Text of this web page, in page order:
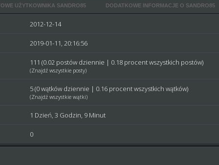
UŻYTKOWNIKA SANDRO85 DODATKOWE INFORMACJE O SANDRO85
2012-12-14
2019-01-11, 20:16:56
111 (0.02 postów dziennie | 0.18 procent wszystkich postów)
(Znajdź wszystkie posty)
5 (0 wątków dziennie | 0.16 procent wszystkich wątków)
(Znajdź wszystkie wątki)
1 Dzień, 3 Godzin, 9 Minut
0